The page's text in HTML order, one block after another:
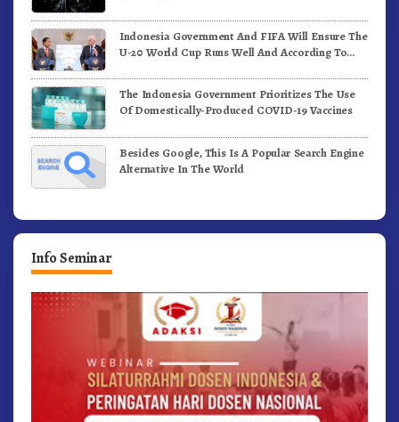
Indonesia Government And FIFA Will Ensure The
U-20 World Cup Runs Well And According To
The Indonesia Government Prioritizes The Use
Of Domestically-Produced COVID-19 Vaccines
Besides Google, This Is A Popular Search Engine
Alternative In The World
Info Seminar